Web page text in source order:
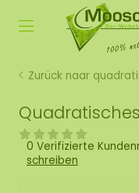
Zurück naar
0 Verifizierte
schreiben